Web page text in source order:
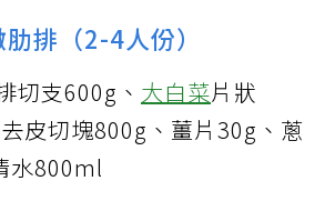
排（2-4人份）
切支600g、 大白菜片狀
皮切塊800g、薑片30g、蔥
水800ml